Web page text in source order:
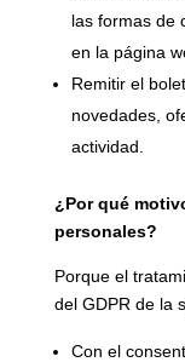
las formas de
en la página
Remitir el
novedades,
actividad.
¿Por qué
personales?
Porque el
del GDPR de la
Con el